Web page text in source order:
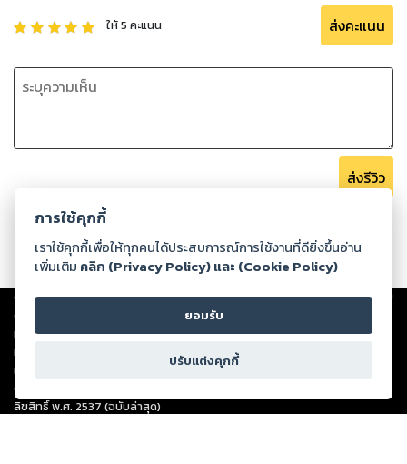
ให้5 คะแนน ส่งคะแนน
ส่งรีวิว
Copyright ©2026Storylog Co., Ltd. - สตอรี่ล็อกขอสงวนสิทธิ์ไม่รับผิดชอบ
ต่อผลงานหรือเนื้อหาใดที่อัปโหลดผ่านเว็บไซต์และปรากฏว่าละเมิดสิทธิใน
ทรัพย์สินทางปัญญาของบุคคลอื่นหรือขัดต่อกฎหมายและศีลธรรม ดังนั้น ผู้อ่าน
ทุกท่านโปรดใช้วิจารณญาณในการกลั่นกรองด้วยตนเอง และหากท่านพบว่าส่วน
หนึ่งส่วนใดขัดต่อกฎหมายและศีลธรรม กรุณาแจ้งมายังบริษัท เพื่อทีมงานจะได้
ดำเนินการในทันที ทั้งนี้ ทางสตอรี่ล็อกขอสงวนลิขสิทธิ์ตามพระราชบัญญัติ
ลิขสิทธิ์ พ.ศ. 2537 (ฉบับล่าสุด)
การใช้คุกกี้
เราใช้คุกกี้เพื่อให้ทุกคนได้ประสบการณ์การใช้งานที่ดียิ่งขึ้นอ่าน
เพิ่มเติม คลิก (Privacy Policy) และ (Cookie Policy)
ยอมรับ
ปรับแต่งคุกกี้